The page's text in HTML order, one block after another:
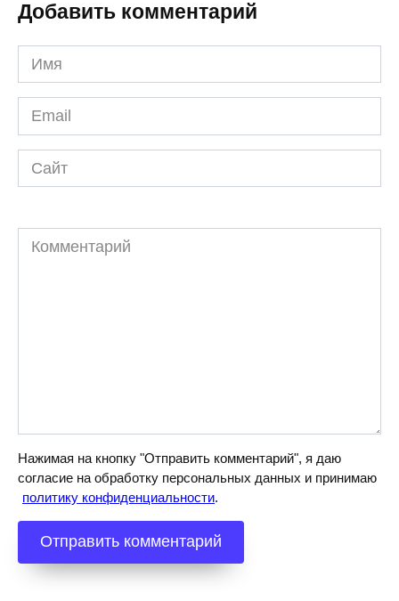
Добавить комментарий
Имя
*
Email
*
Сайт
Комментарий
Нажимая на кнопку "Отправить комментарий", я даю
согласие на обработку персональных данных и принимаю
политику конфиденциальности.